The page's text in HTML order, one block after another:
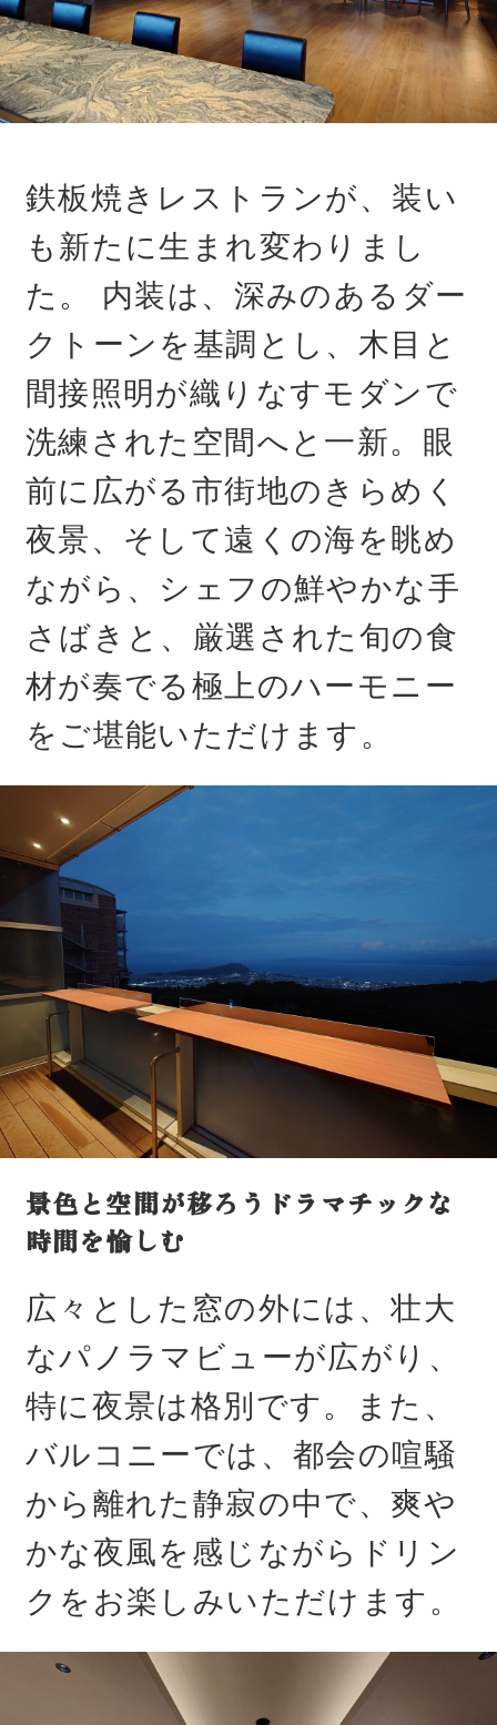
鉄板焼きレストランが、装い
も新たに生まれ変わりまし
た。 内装は、深みのあるダー
クトーンを基調とし、木目と
間接照明が織りなすモダンで
洗練された空間へと一新。眼
前に広がる市街地のきらめく
夜景、そして遠くの海を眺め
ながら、シェフの鮮やかな手
さばきと、厳選された旬の食
材が奏でる極上のハーモニー
をご堪能いただけます。
景色と空間が移ろうドラマチックな
時間を愉しむ
広々とした窓の外には、壮大
なパノラマビューが広がり、
特に夜景は格別です。また、
バルコニーでは、都会の喧騒
から離れた静寂の中で、爽や
かな夜風を感じながらドリン
クをお楽しみいただけます。